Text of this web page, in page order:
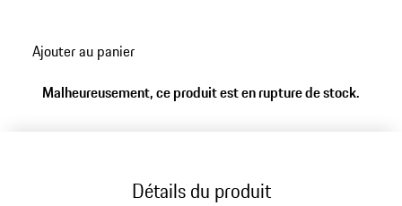
Ajouter au panier
Malheureusement, ce produit est en rupture de stock.
Détails du produit